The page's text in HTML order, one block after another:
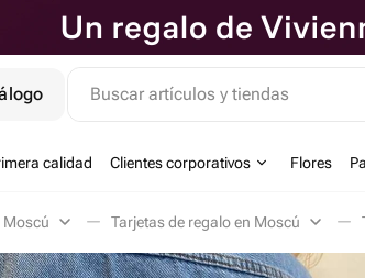
Buscar artículos y tiendas
calidad Clientes corporativos Flores
Moscú Tarjetas de regalo en Moscú